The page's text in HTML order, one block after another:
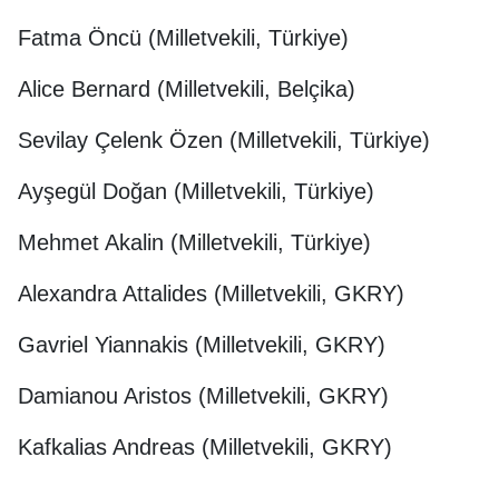
Fatma Öncü (Milletvekili, Türkiye)
Alice Bernard (Milletvekili, Belçika)
Sevilay Çelenk Özen (Milletvekili, Türkiye)
Ayşegül Doğan (Milletvekili, Türkiye)
Mehmet Akalin (Milletvekili, Türkiye)
Alexandra Attalides (Milletvekili, GKRY)
Gavriel Yiannakis (Milletvekili, GKRY)
Damianou Aristos (Milletvekili, GKRY)
Kafkalias Andreas (Milletvekili, GKRY)